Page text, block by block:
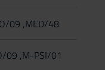
09 ,MED/48
09 ,M-PSI/01